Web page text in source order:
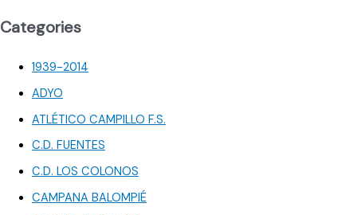
Categories
1939-2014
ADYO
ATLÉTICO CAMPILLO F.S.
C.D. FUENTES
C.D. LOS COLONOS
CAMPANA BALOMPIÉ